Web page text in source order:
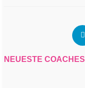
NEUESTE COACHES